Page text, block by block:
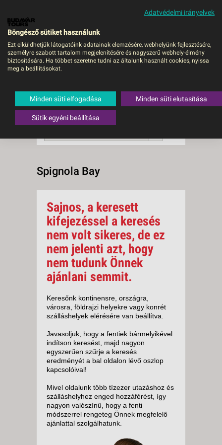
MENÜ
Spignola Bay
megfelelő utazásttaláltunk.
A keresővel tovább szűkítheti a
találati listát!
RENDEZÉS:
Spignola Bay
Sajnos, a keresett
kifejezéssel a keresés
nem volt sikeres, de ez
nem jelenti azt, hogy
nem tudunk Önnek
ajánlani semmit.
Keresőnk kontinensre, országra,
városra, földrajzi helyekre vagy konrét
szálláshelyek elérésére van beállítva.
Javasoljuk, hogy a fentiek bármelyikével
indítson keresést, majd nagyon
egyszerűen szűrje a keresés
eredményét a bal oldalon lévő oszlop
kapcsolóival!
Mivel oldalunk több tízezer utazáshoz és
szálláshelyhez enged hozzáférést, így
nagyon valószínű, hogy a fenti
módszerrel rengeteg Önnek megfelelő
ajánlattal szolgálhatunk.
Adatvédelmi irányelvek
Böngésző sütiket használunk
Ezt elküldhetjük látogatóink adatainak elemzésére, webhelyünk fejlesztésére,
személyre szabott tartalom megjelenítésére és nagyszerű webhely-élmény
biztosítására. Ha többet szeretne tudni az általunk használt cookies, nyissa
meg a beállításokat.
Minden süti elfogadása Minden süti elutasítása
Sütik egyéni beállítása